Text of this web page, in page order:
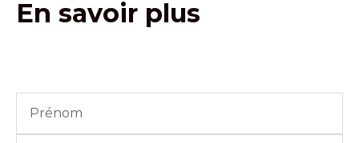
En savoir plus